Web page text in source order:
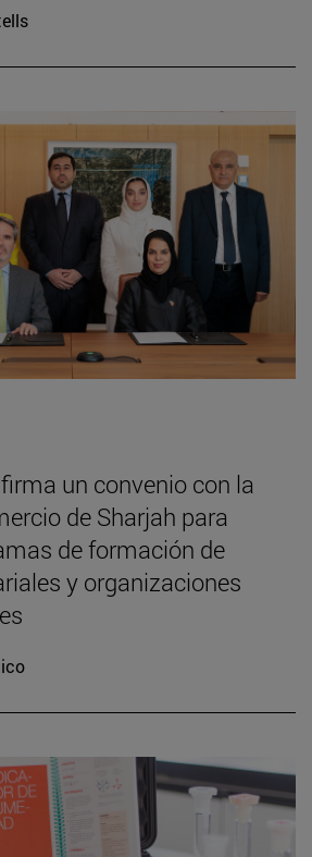
un convenio con la
de Sharjah para
de formación de
y organizaciones